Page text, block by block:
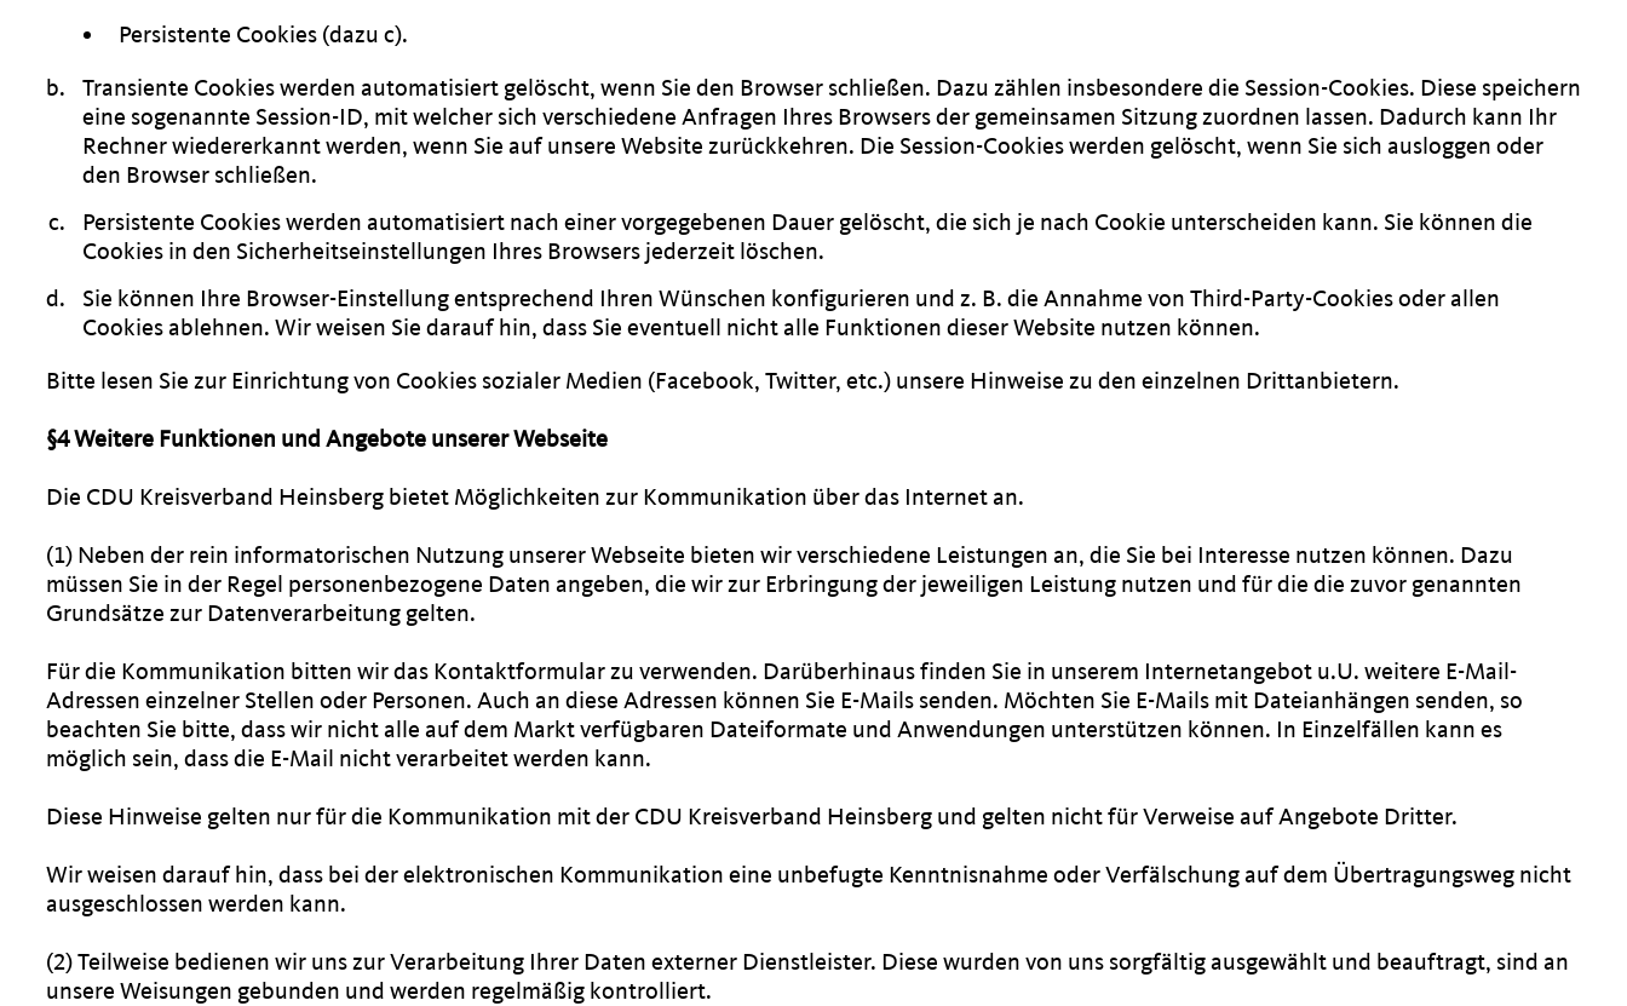
Persistente Cookies (dazu c).
Transiente Cookies werden automatisiert gelöscht, wenn Sie den Browser schließen. Dazu zählen insbesondere die Session-Cookies. Diese speichern
eine sogenannte Session-ID, mit welcher sich verschiedene Anfragen Ihres Browsers der gemeinsamen Sitzung zuordnen lassen. Dadurch kann Ihr
Rechner wiedererkannt werden, wenn Sie auf unsere Website zurückkehren. Die Session-Cookies werden gelöscht, wenn Sie sich ausloggen oder
den Browser schließen.
Persistente Cookies werden automatisiert nach einer vorgegebenen Dauer gelöscht, die sich je nach Cookie unterscheiden kann. Sie können die
Cookies in den Sicherheitseinstellungen Ihres Browsers jederzeit löschen.
Sie können Ihre Browser-Einstellung entsprechend Ihren Wünschen konfigurieren und z. B. die Annahme von Third-Party-Cookies oder allen
Cookies ablehnen. Wir weisen Sie darauf hin, dass Sie eventuell nicht alle Funktionen dieser Website nutzen können.
Bitte lesen Sie zur Einrichtung von Cookies sozialer Medien (Facebook, Twitter, etc.) unsere Hinweise zu den einzelnen Drittanbietern.
§4 Weitere Funktionen und Angebote unserer Webseite
Die CDU Kreisverband Heinsberg bietet Möglichkeiten zur Kommunikation über das Internet an.
(1) Neben der rein informatorischen Nutzung unserer Webseite bieten wir verschiedene Leistungen an, die Sie bei Interesse nutzen können. Dazu
müssen Sie in der Regel personenbezogene Daten angeben, die wir zur Erbringung der jeweiligen Leistung nutzen und für die die zuvor genannten
Grundsätze zur Datenverarbeitung gelten.
Für die Kommunikation bitten wir das Kontaktformular zu verwenden. Darüberhinaus finden Sie in unserem Internetangebot u.U. weitere E-Mail-
Adressen einzelner Stellen oder Personen. Auch an diese Adressen können Sie E-Mails senden. Möchten Sie E-Mails mit Dateianhängen senden, so
beachten Sie bitte, dass wir nicht alle auf dem Markt verfügbaren Dateiformate und Anwendungen unterstützen können. In Einzelfällen kann es
möglich sein, dass die E-Mail nicht verarbeitet werden kann.
Diese Hinweise gelten nur für die Kommunikation mit der CDU Kreisverband Heinsberg und gelten nicht für Verweise auf Angebote Dritter.
Wir weisen darauf hin, dass bei der elektronischen Kommunikation eine unbefugte Kenntnisnahme oder Verfälschung auf dem Übertragungsweg nicht
ausgeschlossen werden kann.
(2) Teilweise bedienen wir uns zur Verarbeitung Ihrer Daten externer Dienstleister. Diese wurden von uns sorgfältig ausgewählt und beauftragt, sind an
unsere Weisungen gebunden und werden regelmäßig kontrolliert.